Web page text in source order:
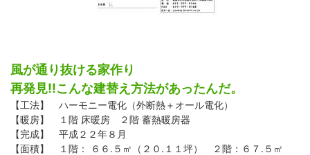
風が通り抜ける家作り
再発見!!こんな建替え方法があったんだ。
【工法】 ハーモニー電化（外断熱＋オール電化）
【暖房】 １階 床暖房 ２階 蓄熱暖房器
【完成】 平成２２年８月
【面積】 １階： ６６.５㎡（２０.１１坪） ２階：６７.５㎡